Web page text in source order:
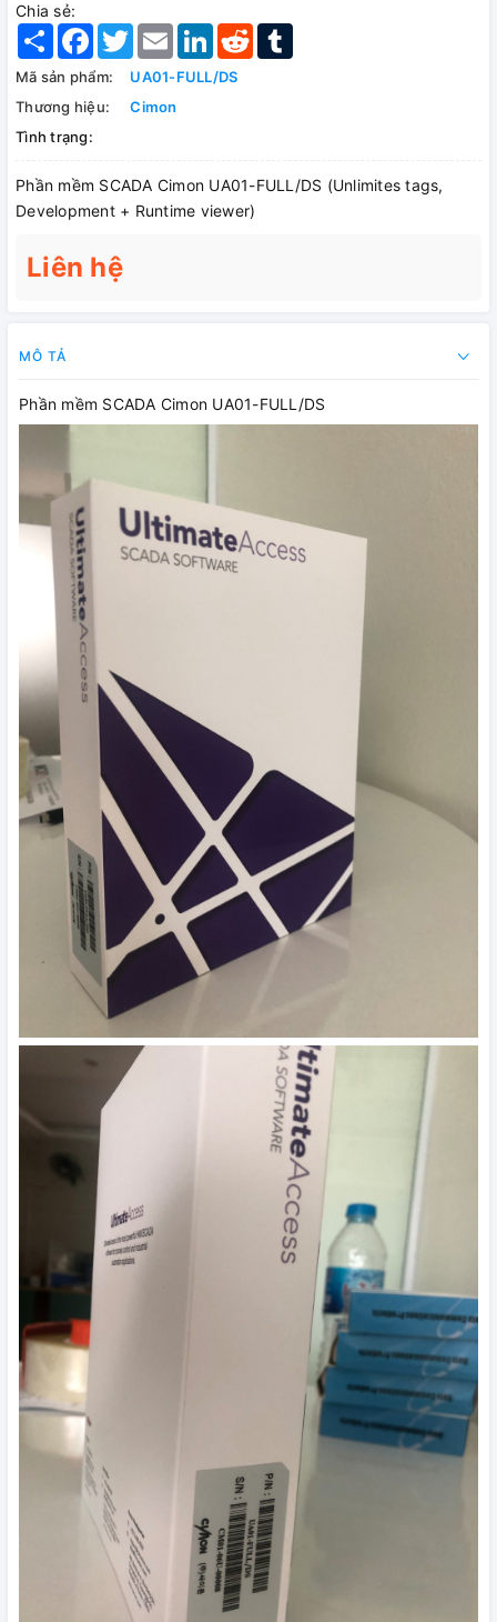
Chia sẻ:
Share Facebook
TwitterEmail LinkedInReddit
Mã sản phẩm:
UA01-FULL/DS
Thương hiệu:
Cimon
Tình trạng:
Phần mềm SCADA Cimon UA01-FULL/DS (Unlimites tags,
Development + Runtime viewer)
Liên hệ
MÔ TẢ
Phần mềm SCADA Cimon UA01-FULL/DS